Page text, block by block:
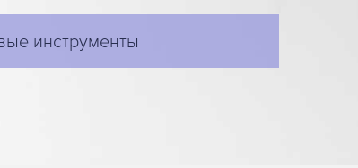
инструменты